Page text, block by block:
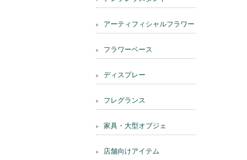
アーティフィシャルフラワー
フラワーベース
ディスプレー
フレグランス
家具・大型オブジェ
店舗向けアイテム